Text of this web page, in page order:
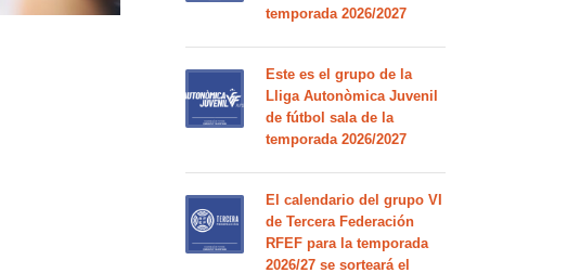
temporada 2026/2027
Este es el grupo de la
Lliga Autonòmica Juvenil
de fútbol sala de la
temporada 2026/2027
El calendario del grupo VI
de Tercera Federación
RFEF para la temporada
2026/27 se sorteará el